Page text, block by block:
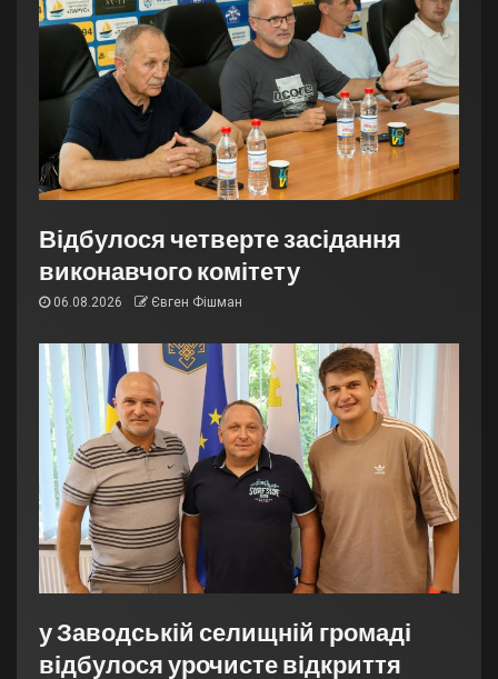
Відбулося четверте засідання
виконавчого комітету
06.08.2026 Євген Фішман
у Заводській селищній громаді
відбулося урочисте відкриття